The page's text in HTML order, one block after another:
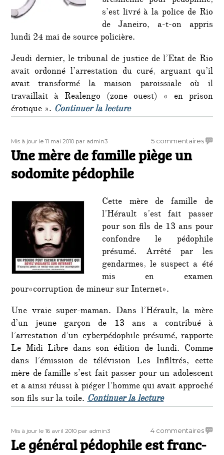
s’est livré à la police de Rio
de Janeiro, a-t-on appris
lundi 24 mai de source policière.
Jeudi dernier, le tribunal de justice de l’Etat de Rio
avait ordonné l’arrestation du curé, arguant qu’il
avait transformé la maison paroissiale où il
travaillait à Realengo (zone ouest) « en prison
érotique ».Continuer la lecturede « Brésil : encore un
Publié
le
Mis à jour le 11 mai 2010 Auteur
par admin3 5 commentairessur
un
Une mère de famille piège un
sodomite pédophile
Cette mère de famille de
l’Hérault s’est fait passer
pour son fils de 13 ans pour
confondre le pédophile
présumé. Arrêté par les
gendarmes, le suspect a été
mis en examen
pour«corruption de mineur sur Internet».
Une vraie super-maman. Dans l’Hérault, la mère
d’un jeune garçon de 13 ans a contribué à
l’arrestation d’un cyberpédophile présumé, rapporte
Le Midi Libre dans son édition de lundi. Comme
dans l’émission de télévision Les Infiltrés, cette
mère de famille s’est fait passer pour un adolescent
et a ainsi réussi à piéger l’homme qui avait approché
son fils sur la toile.Continuer la lecturede « Une mère
Publié
le
Mis à jour le 16 avril 2010 Auteur
par admin3 4 commentairessur
Le général pédophile est franc-